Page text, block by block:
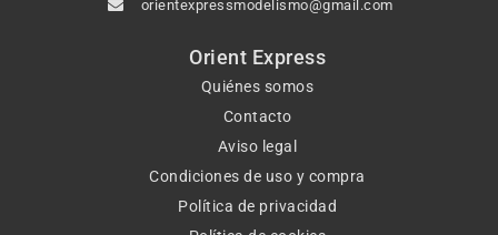
orientexpressmodelismo@gmail.com
Orient Express
Quiénes somos
Contacto
Aviso legal
Condiciones de uso y compra
Política de privacidad